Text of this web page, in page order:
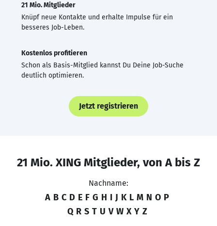
21 Mio. Mitglieder
Knüpf neue Kontakte und erhalte Impulse für ein
besseres Job-Leben.
Kostenlos profitieren
Schon als Basis-Mitglied kannst Du Deine Job-Suche
deutlich optimieren.
Jetzt registrieren
21 Mio. XING Mitglieder, von A bis Z
Nachname:
A B C D E F G H I J K L M N O P
Q R S T U V W X Y Z